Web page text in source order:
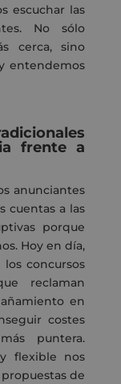
escuchar las
. No sólo
cerca,sino
entendemos
frente a
anunciantes
cuentas a las
porque
. Hoy en día,
concursos
reclaman
en
costes
puntera.
flexible nos
de